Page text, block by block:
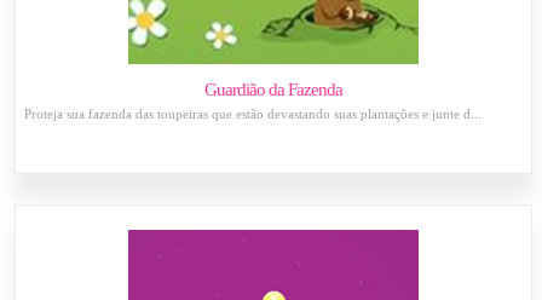
Guardião da Fazenda
Proteja sua fazenda das toupeiras que estão devastando suas plantações e junte d...